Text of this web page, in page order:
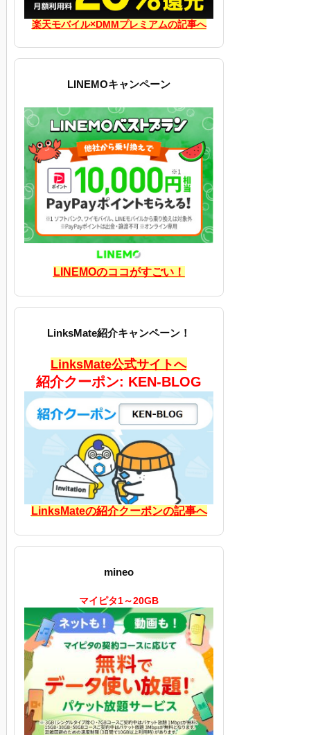
楽天モバイル×DMMプレミアムの記事へ
LINEMOキャンペーン
LINEMOのココがすごい！
LinksMate紹介キャンペーン！
LinksMate公式サイトへ
紹介クーポン: KEN-BLOG
LinksMateの紹介クーポンの記事へ
mineo
マイピタ1～20GB